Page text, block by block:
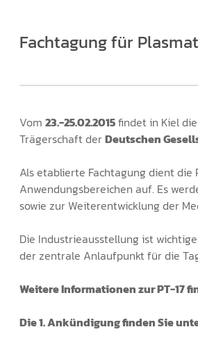
Fachtagung für
Vom 23.-25.02.2015findet in Kiel die
Trägerschaft derDeutschen
Als etablierte Fachtagung dient die
Anwendungsbereichen auf. Es
sowie zur Weiterentwicklung der
Die Industrieausstellung ist
der zentrale Anlaufpunkt für die
Weitere Informationen zur PT-17
Die 1. Ankündigung finden Sie